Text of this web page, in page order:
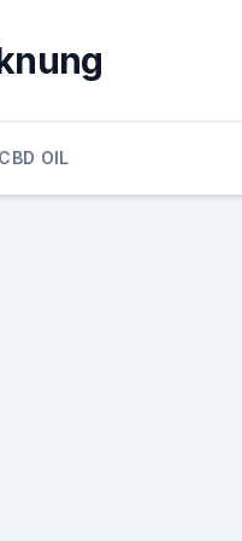
CBD OIL